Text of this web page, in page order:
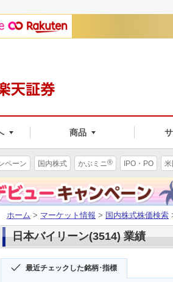
商品
ペーン 国内株式 かぶミニ® IPO・PO
ホーム > マーケット情報 > 国内株式株価検索
日本バイリーン(3514) 業績
最近チェックした銘柄･指標